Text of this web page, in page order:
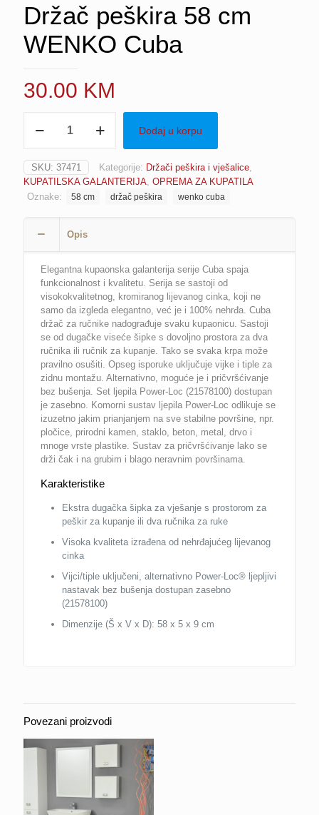
Držač peškira 58 cm
WENKO Cuba
30.00 KM
peškira
cm
WENKO
Cuba
količina
Dodaj u korpu
SKU: 37471 Kategorije: Držači peškira i vješalice
KUPATILSKA GALANTERIJA OPREMA ZA KUPATILA
Oznake:
58 cm držač peškira wenko cuba
Opis
Elegantna kupaonska galanterija serije Cuba spaja
funkcionalnost i kvalitetu. Serija se sastoji od
visokokvalitetnog, kromiranog lijevanog cinka, koji ne
samo da izgleda elegantno, već je i 100% nehrđa. Cuba
držač za ručnike nadograđuje svaku kupaonicu. Sastoji
se od dugačke viseće šipke s dovoljno prostora za dva
ručnika ili ručnik za kupanje. Tako se svaka krpa može
pravilno osušiti. Opseg isporuke uključuje vijke i tiple za
zidnu montažu. Alternativno, moguće je i pričvršćivanje
bez bušenja. Set ljepila Power-Loc (21578100) dostupan
je zasebno. Komorni sustav ljepila Power-Loc odlikuje se
izuzetno jakim prianjanjem na sve stabilne površine, npr.
pločice, prirodni kamen, staklo, beton, metal, drvo i
mnoge vrste plastike. Sustav za pričvršćivanje lako se
drži čak i na grubim i blago neravnim površinama.
Karakteristike
Ekstra dugačka šipka za vješanje s prostorom za
peškir za kupanje ili dva ručnika za ruke
Visoka kvaliteta izrađena od nehrđajućeg lijevanog
cinka
Vijci/tiple uključeni, alternativno Power-Loc® ljepljivi
nastavak bez bušenja dostupan zasebno
(21578100)
Dimenzije (Š x V x D): 58 x 5 x 9 cm
Povezani proizvodi